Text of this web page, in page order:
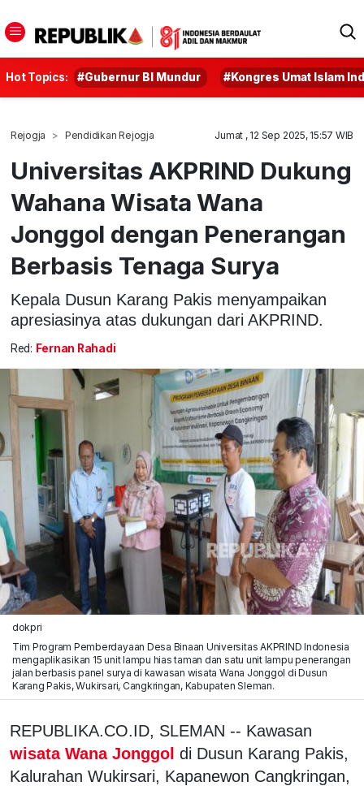
Hot Topics: #Gubernur BI Mundur #Kongres Umat Islam
Rejogja Pendidikan Rejogja Jumat , 12 Sep 2025, 15:57 WIB
Universitas AKPRIND Dukung
Wahana Wisata Wana
Jonggol dengan Penerangan
Berbasis Tenaga Surya
Kepala Dusun Karang Pakis menyampaikan
apresiasinya atas dukungan dari AKPRIND.
Red: Fernan Rahadi
dokpri
Tim Program Pemberdayaan Desa Binaan Universitas AKPRIND Indonesia
mengaplikasikan 15 unit lampu hias taman dan satu unit lampu penerangan
jalan berbasis panel surya di kawasan wisata Wana Jonggol di Dusun
Karang Pakis, Wukirsari, Cangkringan, Kabupaten Sleman.
REPUBLIKA.CO.ID, SLEMAN -- Kawasan
wisata Wana Jonggol di Dusun Karang Pakis,
Kalurahan Wukirsari, Kapanewon Cangkringan,